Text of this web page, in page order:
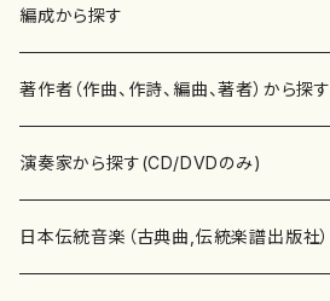
楽譜
書籍
書籍
テキストブック
CD・DVD
チケット
編成から探す
邦楽器
箏・琴（ソロ）
箏・琴（合奏）
合唱
混声合唱
歌・声
著作者（作曲、作詩、編曲、著者）から探す
あ行
青木省三(アオキ ショウゾウ)
か行
演奏家から探す(CD/DVDのみ)
邦楽（箏、三味線、尺八等）演奏家
日本伝統音楽（古典曲,伝統楽譜出版社）